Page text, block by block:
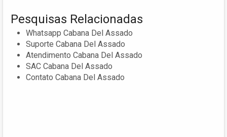
Pesquisas Relacionadas
Whatsapp Cabana Del Assado
Suporte Cabana Del Assado
Atendimento Cabana Del Assado
SAC Cabana Del Assado
Contato Cabana Del Assado